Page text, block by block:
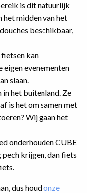
is dit natuurlijk
het midden van het
beschikbaar,
kan
evenementen
slaan.
het buitenland. Ze
is het om samen met
Wij gaan het
onderhouden CUBE
krijgen, dan fiets
dus houdonze